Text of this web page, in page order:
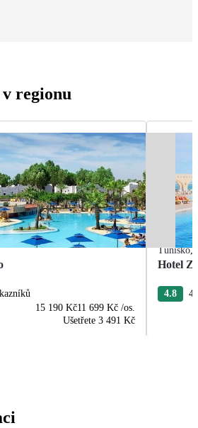
regionu
15 190 Kč11 699 Kč /os.
Ušetřete 3 491 Kč
Tunisko,
Hotel
4.8